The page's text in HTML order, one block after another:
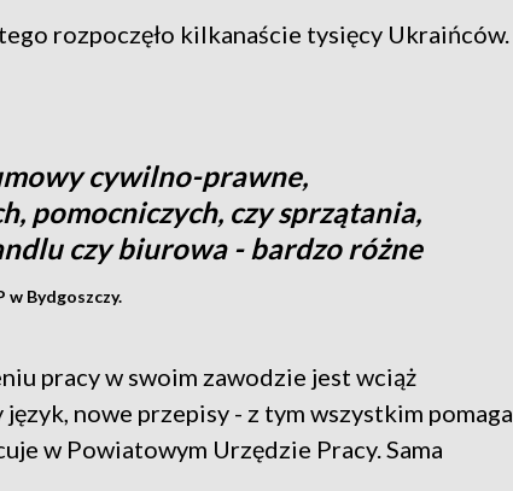
rozpoczęło kilkanaście tysięcy Ukraińców.
cywilno-prawne,
pomocniczych, czy sprzątania,
czy biurowa - bardzo różne
w Bydgoszczy.
pracy w swoim zawodzie jest wciąż
nowe przepisy - z tym wszystkim pomaga
w Powiatowym Urzędzie Pracy. Sama